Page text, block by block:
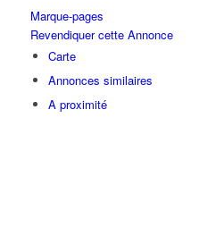
Marque-pages
Revendiquer cette Annonce
Carte
Annonces similaires
A proximité